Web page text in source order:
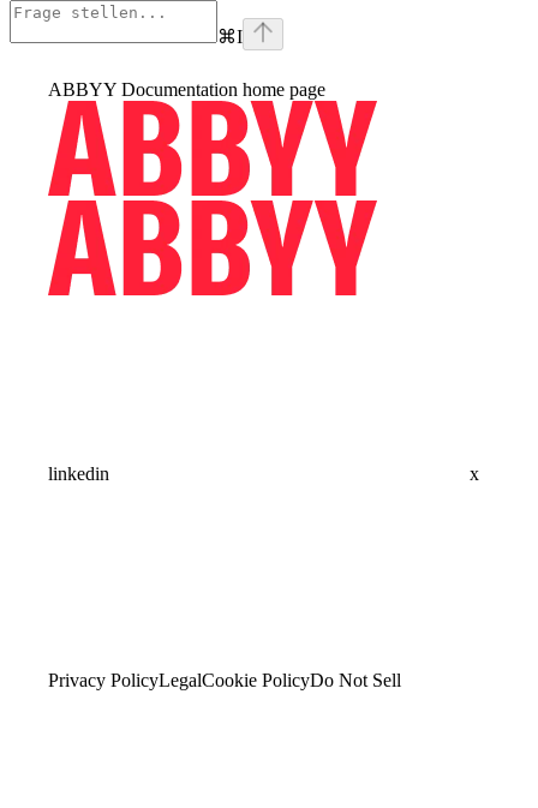
⌘I
ABBYY Documentation home page
linkedin x
Privacy PolicyLegalCookie PolicyDo Not Sell